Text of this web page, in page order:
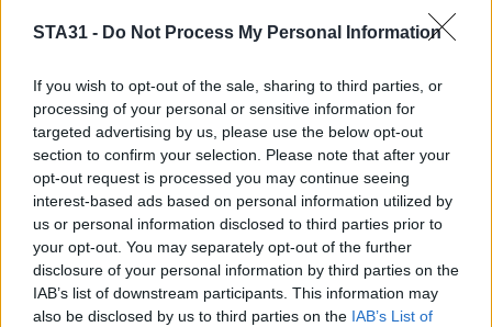
STA31 - Do Not Process My Personal Information
If you wish to opt-out of the sale, sharing to third parties, or
processing of your personal or sensitive information for
targeted advertising by us, please use the below opt-out
section to confirm your selection. Please note that after your
opt-out request is processed you may continue seeing
interest-based ads based on personal information utilized by
us or personal information disclosed to third parties prior to
your opt-out. You may separately opt-out of the further
disclosure of your personal information by third parties on the
IAB’s list of downstream participants. This information may
also be disclosed by us to third parties on the IAB’s List of
Notre société a sélectionné des fournisseurs qui maîtrisent
des procédés de fabrication tel que le thermolaquage et
couleurs quasi infini ! Vous pourrez donc personnaliser vos
garde-corps en aluminumselon un éventail de teintes très
complet et des possibilités de design infinies.
C'est pour tous ces aspects techniques que les
garde-corps
extérieurs en aluminiumsont souvent le premier choix des
personnes souhaitant apporter une touche de style et de
modernité à leur décoration extérieur. Mais les garde-corps
ne sont pas uniquement synonymes de fantaisie et